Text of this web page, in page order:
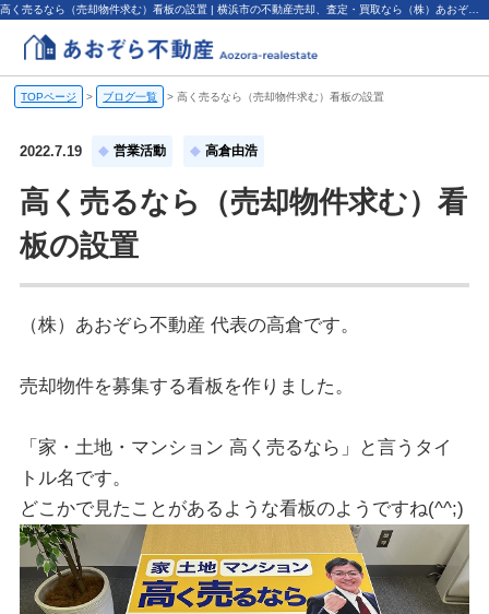
TOPページ > ブログ一覧 > 高く売るなら（売却物件求む）看板の設置
2022.7.19 営業活動 高倉由浩
高く売るなら（売却物件求む）看
板の設置
（株）あおぞら不動産 代表の高倉です。
売却物件を募集する看板を作りました。
「家・土地・マンション 高く売るなら」と言うタイ
トル名です。
どこかで見たことがあるような看板のようですね(^^;)